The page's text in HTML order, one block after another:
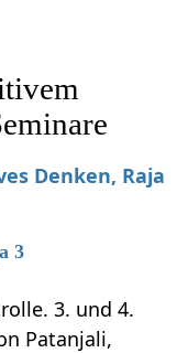
Denken, Raja
3
3. und 4.
Patanjali,